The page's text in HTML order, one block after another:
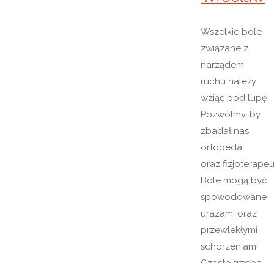
Wszelkie bóle
związane z
narządem
ruchu należy
wziąć pod lupę.
Pozwólmy, by
zbadał nas
ortopeda
oraz
Bóle mogą być
spowodowane
urazami oraz
przewlekłymi
schorzeniami.